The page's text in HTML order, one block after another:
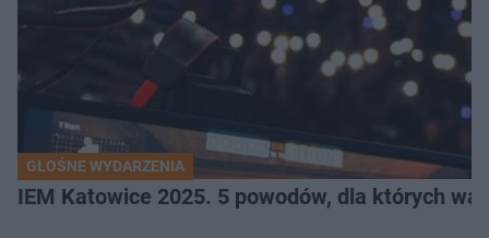
GŁOŚNE WYDARZENIA
IEM Katowice 2025. 5 powodów, dla których